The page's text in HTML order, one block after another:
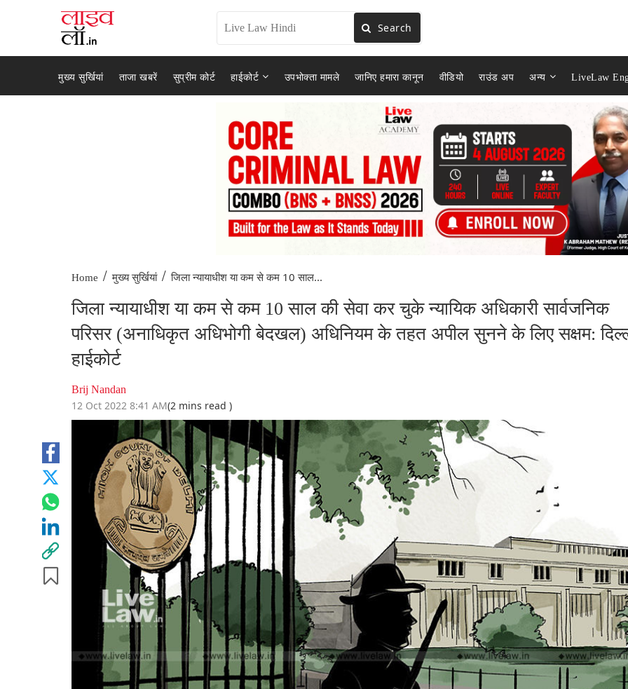
Search
मुख्य सुर्खियां ताजा खबरें सुप्रीम कोर्ट हाईकोर्ट उपभोक्ता मामले जानिए हमारा कानून वीडियो राउंड अप अन्य LiveLaw
Home / मुख्य सुर्खियां / जिला न्यायाधीश या कम से कम 10 साल...
जिला न्यायाधीश या कम से कम 10 साल की सेवा कर चुके न्यायिक अधिकारी सार्वजनिक
परिसर (अनाधिकृत अधिभोगी बेदखल) अधिनियम के तहत अपील सुनने के लिए सक्षम:
हाईकोर्ट
Brij Nandan
12 Oct 2022 8:41 AM(2 mins read )